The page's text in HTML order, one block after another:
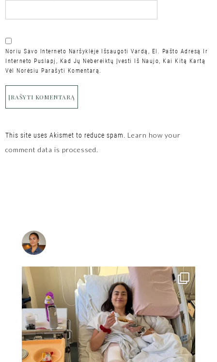
Noriu Savo Interneto Naršyklėje Išsaugoti Vardą, El. Pašto Adresą Ir
Interneto Puslapį, Kad Jų Nebereiktų Įvesti Iš Naujo, Kai Kitą Kartą
Vėl Norėsiu Parašyti Komentarą.
This site uses Akismet to reduce spam. Learn how your
comment data is processed.